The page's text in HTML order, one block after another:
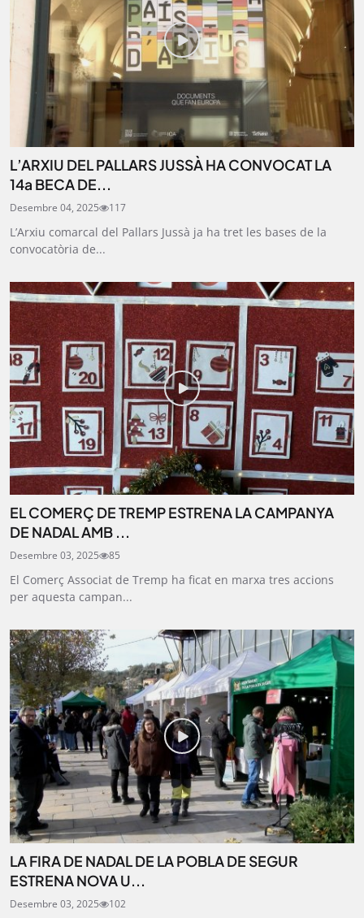
L’ARXIU DEL PALLARS JUSSÀ HA CONVOCAT LA
14a BECA DE...
Desembre 04, 2025 117
L’Arxiu comarcal del Pallars Jussà ja ha tret les bases de la
convocatòria de...
EL COMERÇ DE TREMP ESTRENA LA CAMPANYA
DE NADAL AMB ...
Desembre 03, 2025 85
El Comerç Associat de Tremp ha ficat en marxa tres accions
per aquesta campan...
LA FIRA DE NADAL DE LA POBLA DE SEGUR
ESTRENA NOVA U...
Desembre 03, 2025 102
SUBSCRIU-TE